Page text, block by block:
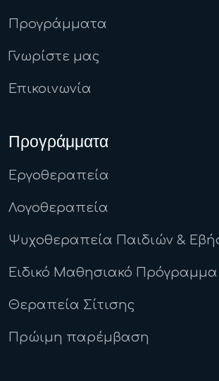
Προγράμματα
Γνωρίστε μας
Επικοινωνία
Προγράμματα
Εργοθεραπεία
Λογοθεραπεία
Ψυχοθεραπεία Παιδιών &
Ειδικό Μαθησιακό Πρόγραμμα
Θεραπεία Σίτισης
Πρώιμη παρέμβαση